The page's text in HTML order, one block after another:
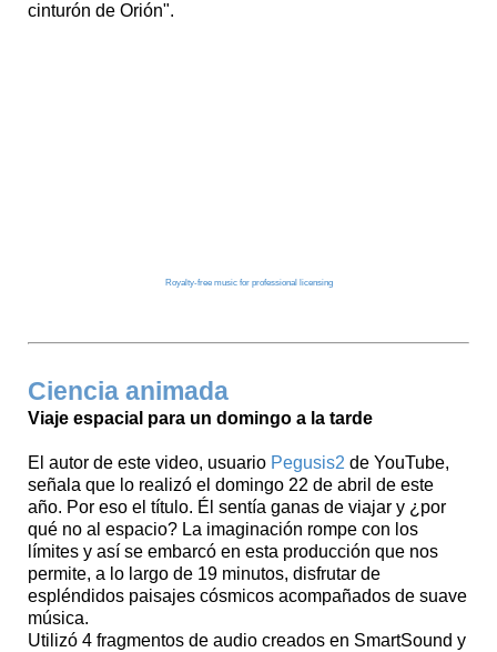
cinturón de Orión".
Royalty-free music for professional licensing
Ciencia animada
Viaje espacial para un domingo a la tarde
El autor de este video, usuario Pegusis2 de YouTube,
señala que lo realizó el domingo 22 de abril de este
año. Por eso el título. Él sentía ganas de viajar y ¿por
qué no al espacio? La imaginación rompe con los
límites y así se embarcó en esta producción que nos
permite, a lo largo de 19 minutos, disfrutar de
espléndidos paisajes cósmicos acompañados de suave
música.
Utilizó 4 fragmentos de audio creados en SmartSound y